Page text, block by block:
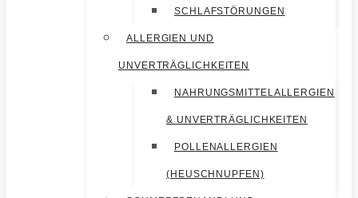
SCHLAFSTÖRUNGEN
ALLERGIEN UND
UNVERTRÄGLICHKEITEN
NAHRUNGSMITTELALLERGIEN
& UNVERTRÄGLICHKEITEN
POLLENALLERGIEN
(HEUSCHNUPFEN)